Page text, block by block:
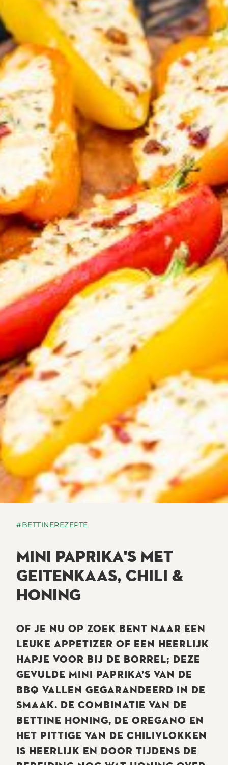
#BETTINEREZEPTE
MINI PAPRIKA'S MET
GEITENKAAS, CHILI &
HONING
OF JE NU OP ZOEK BENT NAAR EEN
LEUKE APPETIZER OF EEN HEERLIJK
HAPJE VOOR BIJ DE BORREL; DEZE
GEVULDE MINI PAPRIKA’S VAN DE
BBQ VALLEN GEGARANDEERD IN DE
SMAAK. DE COMBINATIE VAN DE
BETTINE HONING, DE OREGANO EN
HET PITTIGE VAN DE CHILIVLOKKEN
IS HEERLIJK EN DOOR TIJDENS DE